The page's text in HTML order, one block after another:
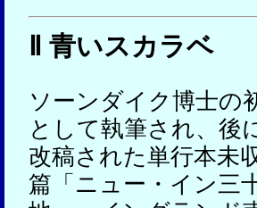
Ⅱ 青いスカラベ
ソーンダイク博士の
として執筆され、後
改稿された単行本未
篇「ニュー・イン三